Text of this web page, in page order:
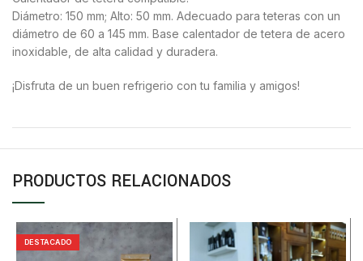
Diámetro: 150 mm; Alto: 50 mm. Adecuado para teteras con un
diámetro de 60 a 145 mm. Base calentador de tetera de acero
inoxidable, de alta calidad y duradera.
¡Disfruta de un buen refrigerio con tu familia y amigos!
PRODUCTOS RELACIONADOS
DESTACADO